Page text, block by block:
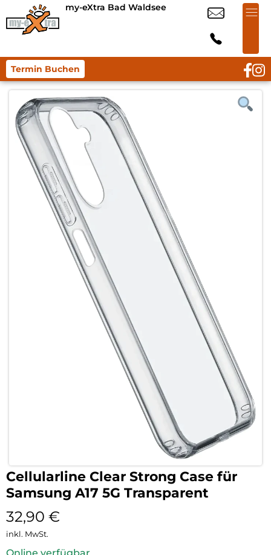
my-eXtra Bad Waldsee
Termin Buchen
Cellularline Clear Strong Case für
Samsung A17 5G Transparent
32,90 €
inkl. MwSt.